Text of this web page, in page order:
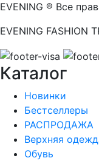
EVENING ® Все
EVENING FASHION
Каталог
Новинки
Бестселлеры
РАСПРОДАЖА
Верхняя
Обувь